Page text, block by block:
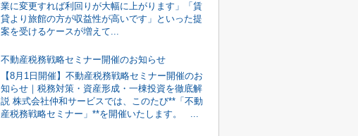
業に変更すれば利回りが大幅に上がります」「賃
貸より旅館の方が収益性が高いです」といった提
案を受けるケースが増えて...
不動産税務戦略セミナー開催のお知らせ
【8月1日開催】不動産税務戦略セミナー開催のお
知らせ｜税務対策・資産形成・一棟投資を徹底解
説 株式会社仲和サービスでは、このたび**「不動
産税務戦略セミナー」**を開催いたします。 ...